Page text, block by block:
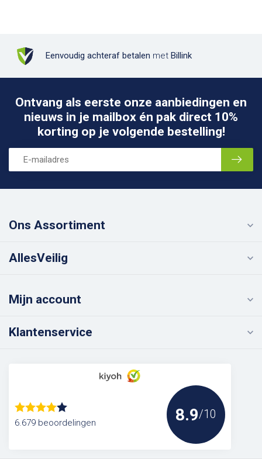
Eenvoudig achteraf betalen met Billink
Ontvang als eerste onze aanbiedingen en
nieuws in je mailbox én pak direct 10%
korting op je volgende bestelling!
Ons Assortiment
AllesVeilig
Mijn account
Klantenservice
6.679 beoordelingen 8.9/10